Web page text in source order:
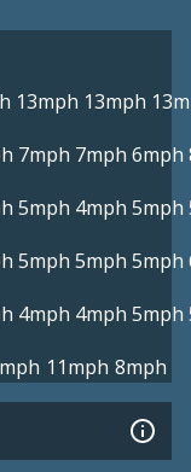
13mph 13mph
7mph 7mph 6mph
5mph 4mph 5mph
5mph 5mph 5mph
4mph 4mph 5mph
11mph 8mph